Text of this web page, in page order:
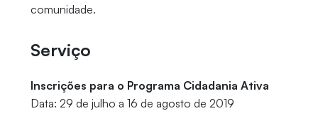
comunidade.
Serviço
Inscrições para o Programa Cidadania Ativa
Data: 29 de julho a 16 de agosto de 2019